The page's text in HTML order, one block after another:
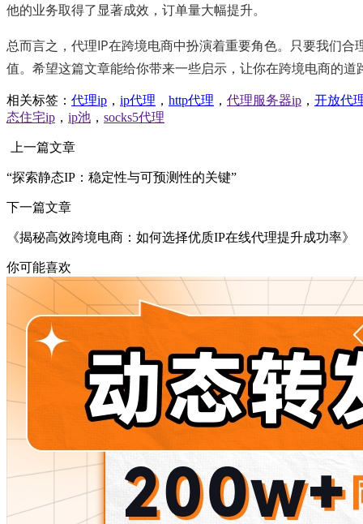
他的业务取得了显著成效，订单量大幅提升。
总而言之，代理IP在跨境电商中扮演着重要角色。只要我们合
值。希望这篇文章能给你带来一些启示，让你在跨境电商的道
相关标签： 代理ip ， ip代理 ， http代理 ， 代理服务器ip ， 开放代
态住宅ip ， ip池 ， socks5代理
上一篇文章
“探索静态IP：稳定性与可预测性的关键”
下一篇文章
《揭秘高效跨境电商：如何选择优质IP在线代理提升成功率》
你可能喜欢